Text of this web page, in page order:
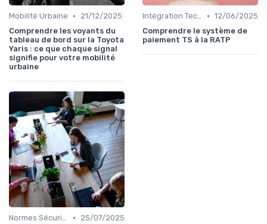
Mobilité Urbaine •
21/12/2025
Comprendre les voyants du
tableau de bord sur la Toyota
Yaris : ce que chaque signal
signifie pour votre mobilité
urbaine
Intégration Technologique • 12/06/2025
Comprendre le système de
paiement TS à la RATP
Normes Sécurité •
25/07/2025